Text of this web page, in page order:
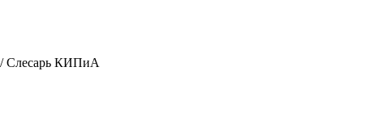
/ Слесарь КИПиА